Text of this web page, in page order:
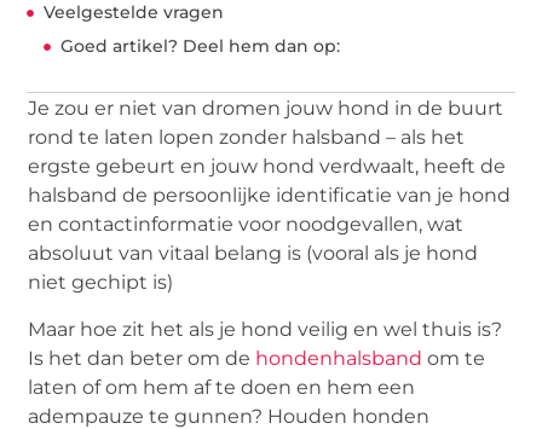
Veelgestelde vragen
Goed artikel? Deel hem dan op:
Je zou er niet van dromen jouw hond in de buurt
rond te laten lopen zonder halsband – als het
ergste gebeurt en jouw hond verdwaalt, heeft de
halsband de persoonlijke identificatie van je hond
en contactinformatie voor noodgevallen, wat
absoluut van vitaal belang is (vooral als je hond
niet gechipt is)
Maar hoe zit het als je hond veilig en wel thuis is?
Is het dan beter om de hondenhalsbandom te
laten of om hem af te doen en hem een
adempauze te gunnen? Houden honden